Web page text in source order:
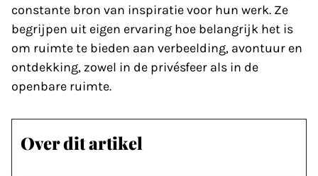
constante bron van inspiratie voor hun werk. Ze
begrijpen uit eigen ervaring hoe belangrijk het is
om ruimte te bieden aan verbeelding, avontuur en
ontdekking, zowel in de privésfeer als in de
openbare ruimte.
Over dit artikel